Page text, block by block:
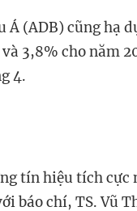
(ADB) cũng hạ
3,8% cho năm
4.
tín hiệu tích cực
báo chí, TS. Vũ